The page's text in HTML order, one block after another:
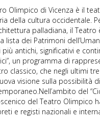
Olimpico di Vicenza è il
della cultura occidentale.
palladiana, il
lista dei Patrimoni
antichi, significativi e
un programma di
classico, che negli ultimi
visione sulla possibilità
del
del Teatro Olimpico
e registi nazionali e